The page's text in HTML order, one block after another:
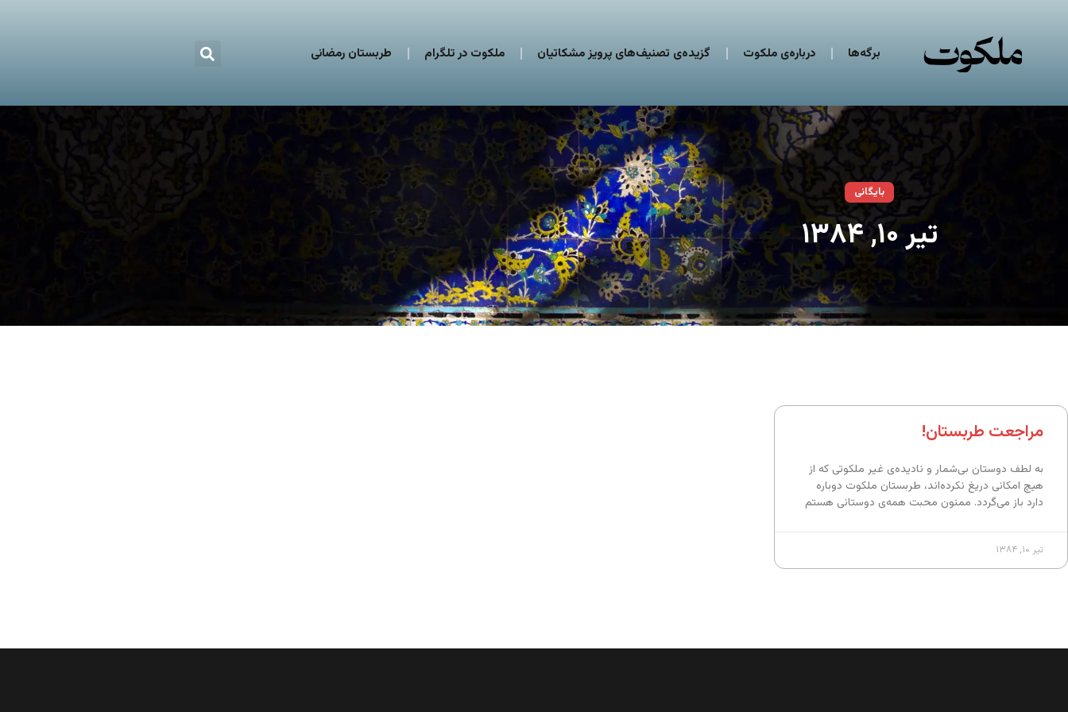
برگه‌ها درباره‌ی ملکوت گزیده‌ی تصنیف‌های پرویز مشکاتیان ملکوت در تلگرام طربستان رمضانی
بایگانی
تیر ۱۰, ۱۳۸۴
مراجعت طربستان!
به لطف دوستان بی‌شمار و نادیده‌ی غیر ملکوتی که از
هیچ امکانی دریغ نکرده‌اند، طربستان ملکوت دوباره
دارد باز می‌گردد. ممنون محبت همه‌ی دوستانی هستم
تیر ۱۰, ۱۳۸۴